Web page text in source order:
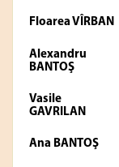
Floarea VÎRBAN
Alexandru
BANTOŞ
Vasile
GAVRILAN
Ana BANTOŞ